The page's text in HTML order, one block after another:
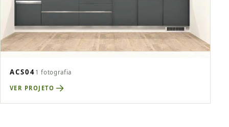
ACS04 1 fotografia
VER PROJETO